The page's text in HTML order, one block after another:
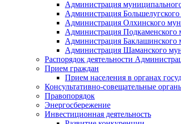
Администрация
Администрация
Администрация Олхинского
Администрация Подкаменского
Администрация Баклашинского
Администрация Шаманского
Распорядок деятельности
Прием граждан
Прием населения в органах
Консультативно-совещательные
Правопорядок
Энергосбережение
Инвестиционная деятельность